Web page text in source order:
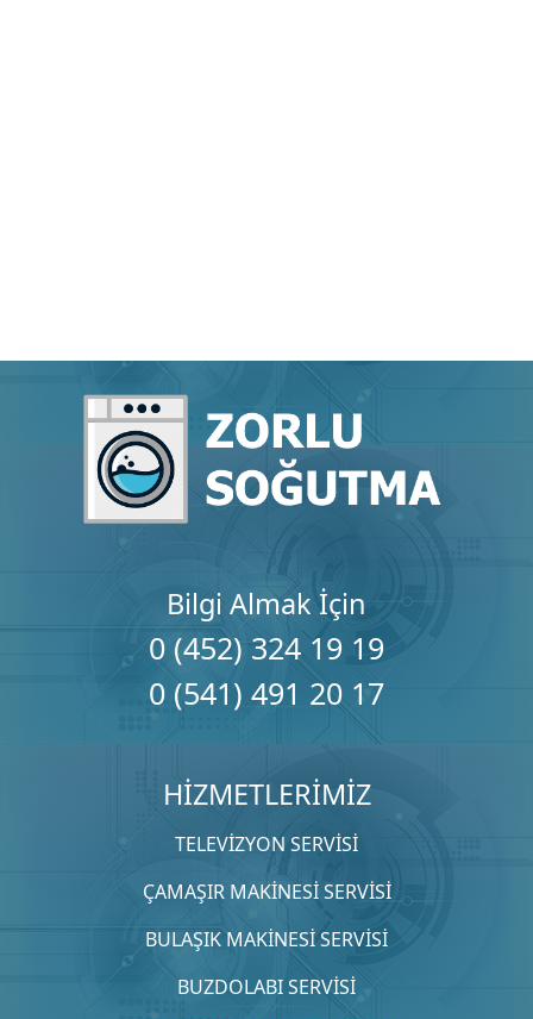
Bilgi Almak İçin
0 (452) 324 19 19
0 (541) 491 20 17
HİZMETLERİMİZ
TELEVİZYON SERVİSİ
ÇAMAŞIR MAKİNESİ SERVİSİ
BULAŞIK MAKİNESİ SERVİSİ
BUZDOLABI SERVİSİ